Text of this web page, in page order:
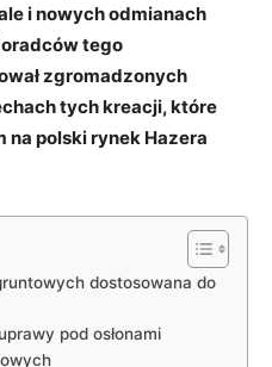
i nowych odmianach
tego
zgromadzonych
tych kreacji, które
na polski rynek Hazera
dostosowana do
pod osłonami